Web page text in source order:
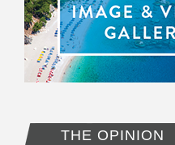
THE OPINION